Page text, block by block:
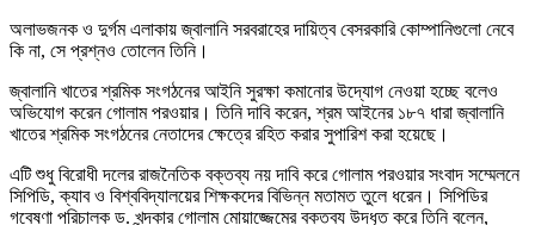
অলাভজনক ও দুর্গম এলাকায় জ্বালানি সরবরাহের দায়িত্ব বেসরকারি কোম্পানিগুলো নেবে
কি না, সে প্রশ্নও তোলেন তিনি।
জ্বালানি খাতের শ্রমিক সংগঠনের আইনি সুরক্ষা কমানোর উদ্যোগ নেওয়া হচ্ছে বলেও
অভিযোগ করেন গোলাম পরওয়ার। তিনি দাবি করেন, শ্রম আইনের ১৮৭ ধারা জ্বালানি
খাতের শ্রমিক সংগঠনের নেতাদের ক্ষেত্রে রহিত করার সুপারিশ করা হয়েছে।
এটি শুধু বিরোধী দলের রাজনৈতিক বক্তব্য নয় দাবি করে গোলাম পরওয়ার সংবাদ সম্মেলনে
সিপিডি, ক্যাব ও বিশ্ববিদ্যালয়ের শিক্ষকদের বিভিন্ন মতামত তুলে ধরেন। সিপিডির
গবেষণা পরিচালক ড. খন্দকার গোলাম মোয়াজ্জেমের বক্তব্য উদ্ধৃত করে তিনি বলেন,